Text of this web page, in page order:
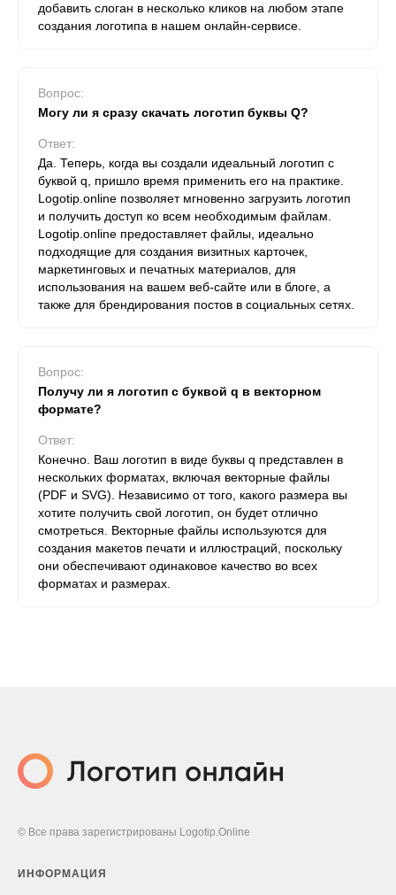
добавить слоган в несколько кликов на любом этапе
создания логотипа в нашем онлайн-сервисе.
Вопрос:
Могу ли я сразу скачать логотип буквы Q?
Ответ:
Да. Теперь, когда вы создали идеальный логотип с
буквой q, пришло время применить его на практике.
Logotip.online позволяет мгновенно загрузить логотип
и получить доступ ко всем необходимым файлам.
Logotip.online предоставляет файлы, идеально
подходящие для создания визитных карточек,
маркетинговых и печатных материалов, для
использования на вашем веб-сайте или в блоге, а
также для брендирования постов в социальных сетях.
Вопрос:
Получу ли я логотип с буквой q в векторном
формате?
Ответ:
Конечно. Ваш логотип в виде буквы q представлен в
нескольких форматах, включая векторные файлы
(PDF и SVG). Независимо от того, какого размера вы
хотите получить свой логотип, он будет отлично
смотреться. Векторные файлы используются для
создания макетов печати и иллюстраций, поскольку
они обеспечивают одинаковое качество во всех
форматах и ​​размерах.
© Все права зарегистрированы Logotip.Online
ИНФОРМАЦИЯ